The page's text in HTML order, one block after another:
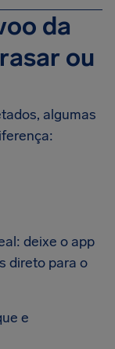
da
ou
algumas
deixe o app
direto para o
e